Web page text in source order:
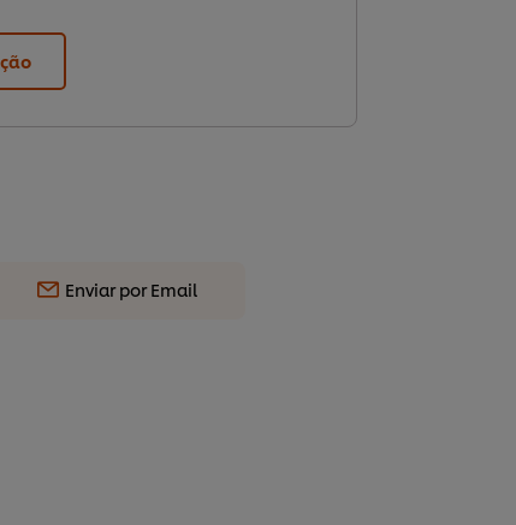
Enviar por Email